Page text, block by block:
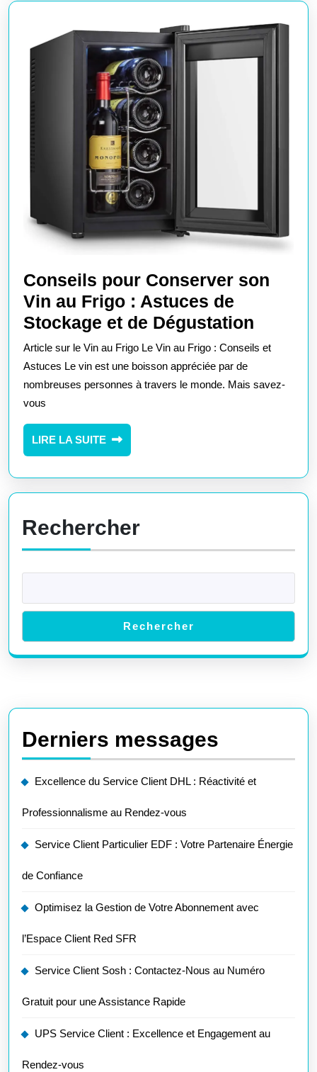
Conseils pour Conserver son
Vin au Frigo : Astuces de
Stockage et de Dégustation
pour
son
et
de
Article sur le Vin au Frigo Le Vin au Frigo : Conseils et
Astuces Le vin est une boisson appréciée par de
nombreuses personnes à travers le monde. Mais savez-
vous
LIRE LA SUITE
LIRE
LA
Rechercher
Rechercher
Derniers messages
Excellence du Service Client DHL : Réactivité et
Professionnalisme au Rendez-vous
Service Client Particulier EDF : Votre Partenaire Énergie
de Confiance
Optimisez la Gestion de Votre Abonnement avec
l’Espace Client Red SFR
Service Client Sosh : Contactez-Nous au Numéro
Gratuit pour une Assistance Rapide
UPS Service Client : Excellence et Engagement au
Rendez-vous